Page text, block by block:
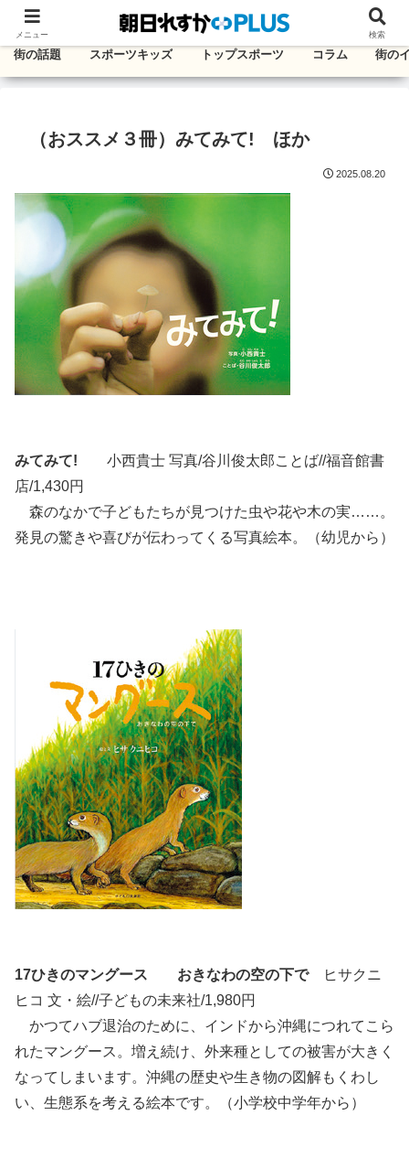
千葉・東葛エリアのタウン情報紙
街の話題 スポーツキッズ トップスポーツ コラム 街の
（おススメ３冊）みてみて! ほか
2025.08.20
みてみて! 小西貴士 写真/谷川俊太郎ことば//福音館書
店/1,430円
森のなかで子どもたちが見つけた虫や花や木の実……。
発見の驚きや喜びが伝わってくる写真絵本。（幼児から）
17ひきのマングース おきなわの空の下で
ヒサクニ
ヒコ 文・絵//子どもの未来社/1,980円
かつてハブ退治のために、インドから沖縄につれてこら
れたマングース。増え続け、外来種としての被害が大きく
なってしまいます。沖縄の歴史や生き物の図解もくわし
い、生態系を考える絵本です。（小学校中学年から）
メニュー 検索